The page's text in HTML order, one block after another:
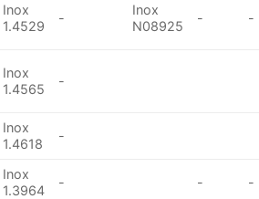
Inox
1.4529
-
Inox
N08925
- -
Inox
1.4565
-
Inox
1.4618
-
Inox
1.3964
- - -